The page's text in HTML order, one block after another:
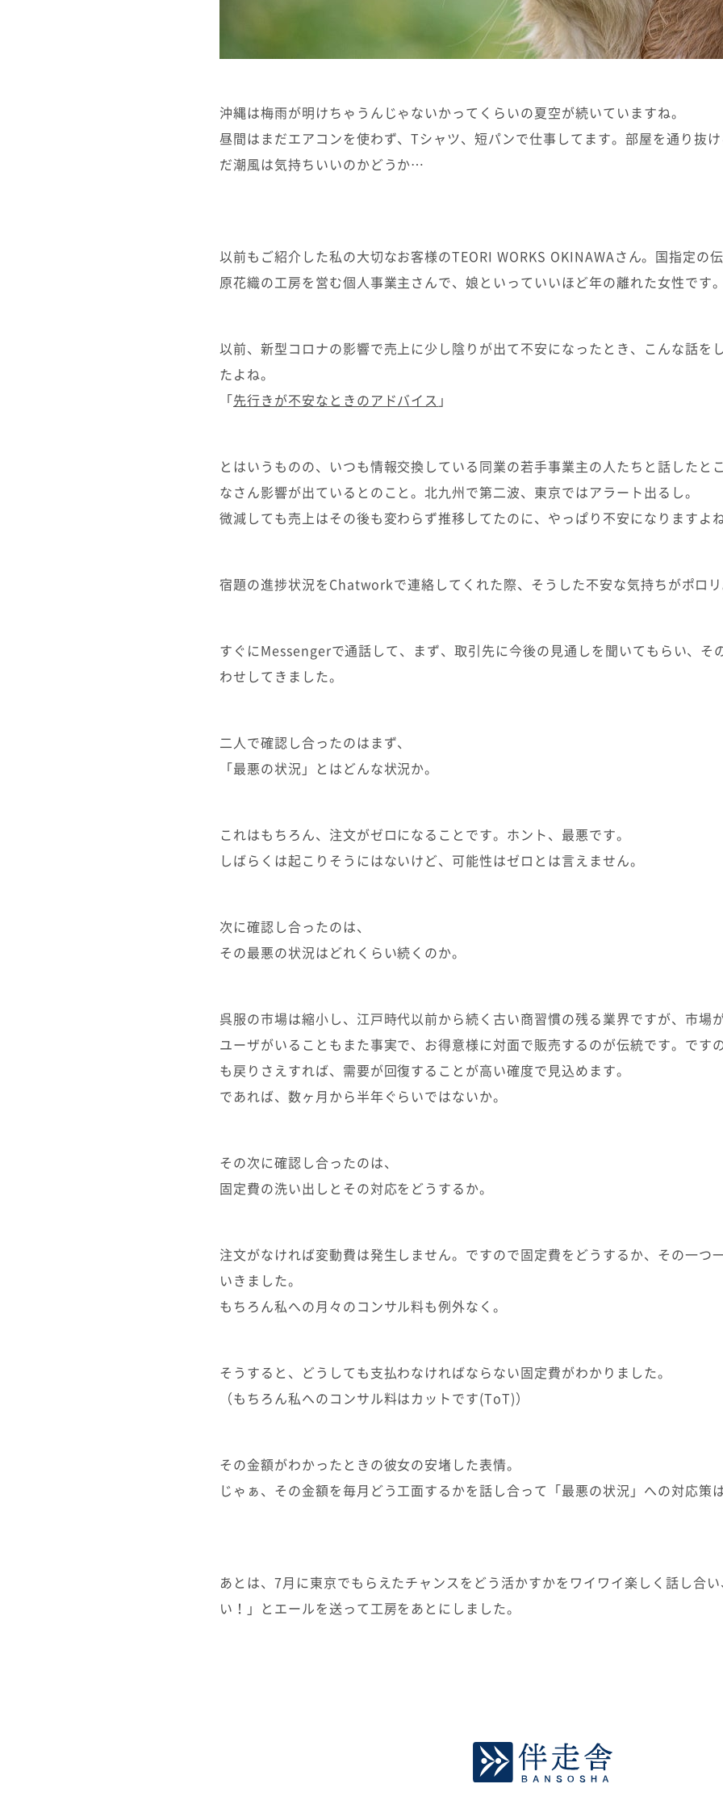
沖縄は梅雨が明けちゃうんじゃないかってくらいの夏空が続いていますね。
昼間はまだエアコンを使わず、Tシャツ、短パンで仕事してます。部屋を通り抜
だ潮風は気持ちいいのかどうか…
以前もご紹介した私の大切なお客様のTEORI WORKS OKINAWAさん。国指定の
原花織の工房を営む個人事業主さんで、娘といっていいほど年の離れた女性です。
以前、新型コロナの影響で売上に少し陰りが出て不安になったとき、こんな話を
たよね。
「先行きが不安なときのアドバイス 」
とはいうものの、いつも情報交換している同業の若手事業主の人たちと話したと
なさん影響が出ているとのこと。北九州で第二波、東京ではアラート出るし。
微減しても売上はその後も変わらず推移してたのに、やっぱり不安になりますよね
宿題の進捗状況をChatworkで連絡してくれた際、そうした不安な気持ちがポロリ
すぐにMessengerで通話して、まず、取引先に今後の見通しを聞いてもらい、そ
わせしてきました。
二人で確認し合ったのはまず、
「最悪の状況」とはどんな状況か。
これはもちろん、注文がゼロになることです。ホント、最悪です。
しばらくは起こりそうにはないけど、可能性はゼロとは言えません。
次に確認し合ったのは、
その最悪の状況はどれくらい続くのか。
呉服の市場は縮小し、江戸時代以前から続く古い商習慣の残る業界ですが、市場
ユーザがいることもまた事実で、お得意様に対面で販売するのが伝統です。です
も戻りさえすれば、需要が回復することが高い確度で見込めます。
であれば、数ヶ月から半年ぐらいではないか。
その次に確認し合ったのは、
固定費の洗い出しとその対応をどうするか。
注文がなければ変動費は発生しません。ですので固定費をどうするか、その一つ
いきました。
もちろん私への月々のコンサル料も例外なく。
そうすると、どうしても支払わなければならない固定費がわかりました。
（もちろん私へのコンサル料はカットです(ToT)）
その金額がわかったときの彼女の安堵した表情。
じゃぁ、その金額を毎月どう工面するかを話し合って「最悪の状況」への対応策は
あとは、7月に東京でもらえたチャンスをどう活かすかをワイワイ楽しく話し合
い！」とエールを送って工房をあとにしました。